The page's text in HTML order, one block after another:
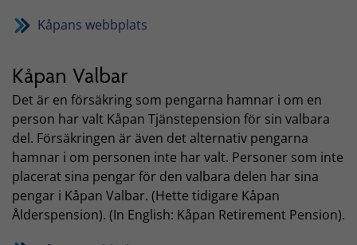
Kåpans webbplats
Kåpan Valbar
Det är en försäkring som pengarna hamnar i om en
person har valt Kåpan Tjänstepension för sin valbara
del. Försäkringen är även det alternativ pengarna
hamnar i om personen inte har valt. Personer som inte
placerat sina pengar för den valbara delen har sina
pengar i Kåpan Valbar. (Hette tidigare Kåpan
Ålderspension). (In English: Kåpan Retirement Pension).